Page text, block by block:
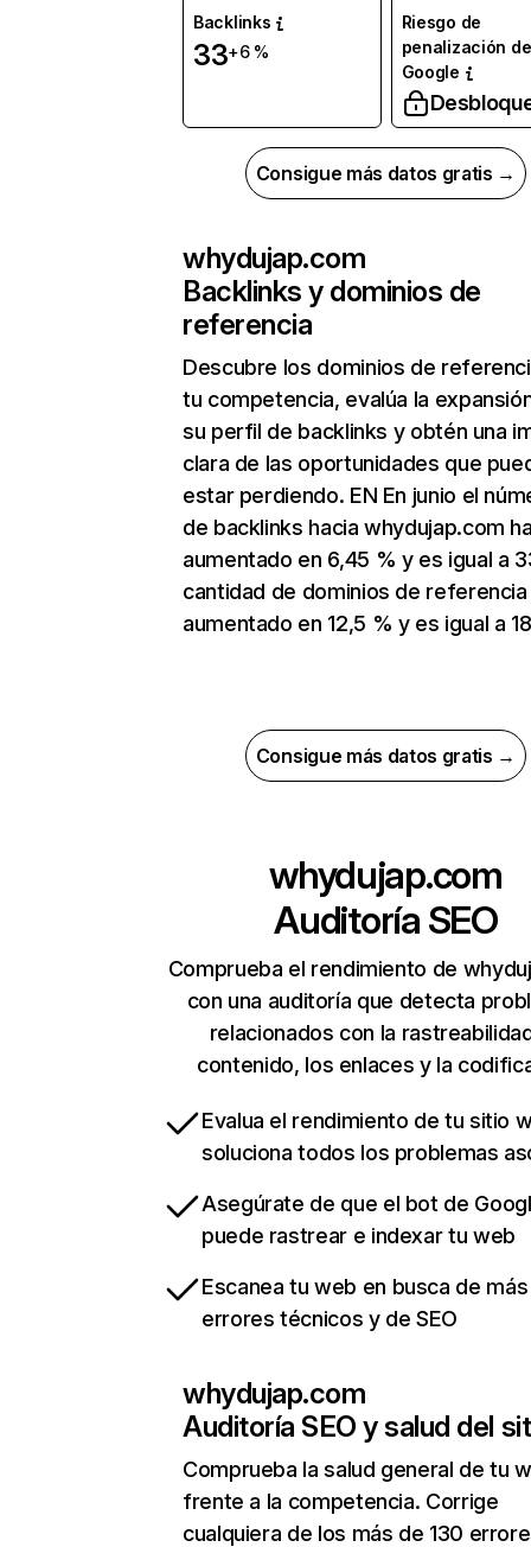
Backlinks
33+6 %
Riesgo de
penalización de
Google
Consigue más datos gratis →
whydujap.com
Backlinks y dominios de
referencia
Descubre los dominios de
tu competencia, evalúa la
su perfil de backlinks y obtén una
clara de las oportunidades que
estar perdiendo. EN En junio el
de backlinks hacia whydujap.com
aumentado en 6,45 % y es igual a
cantidad de dominios de referencia
aumentado en 12,5 % y es igual a
Consigue más datos gratis →
whydujap.com
Auditoría SEO
Comprueba el rendimiento de
con una auditoría que detecta
relacionados con la
contenido, los enlaces y la
Evalua el rendimiento de tu sitio
soluciona todos los problemas
Asegúrate de que el bot de
puede rastrear e indexar tu web
Escanea tu web en busca de
errores técnicos y de SEO
whydujap.com
Auditoría SEO y salud del
Comprueba la salud general de tu
frente a la competencia. Corrige
cualquiera de los más de 130